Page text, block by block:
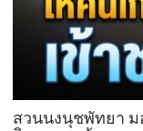
สวนนงนุชพัทยา ม